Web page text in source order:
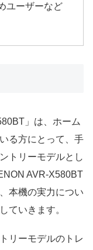
ユーザーなど
」は、ホーム
る方にとって、手
トリーモデルとし
AVR-X580BT
本機の実力につい
ていきます。
リーモデルのトレ